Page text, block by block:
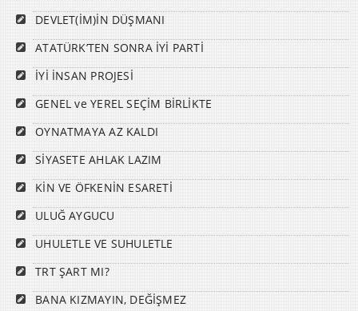
DEVLET(İM)İN DÜŞMANI
ATATÜRK’TEN SONRA İYİ PARTİ
İYİ İNSAN PROJESİ
GENEL ve YEREL SEÇİM BİRLİKTE
OYNATMAYA AZ KALDI
SİYASETE AHLAK LAZIM
KİN VE ÖFKENİN ESARETİ
ULUĞ AYGUCU
UHULETLE VE SUHULETLE
TRT ŞART MI?
BANA KIZMAYIN, DEĞİŞMEZ